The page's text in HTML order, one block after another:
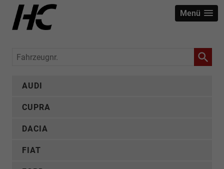
Menü
Fahrzeugnr.
AUDI
CUPRA
DACIA
FIAT